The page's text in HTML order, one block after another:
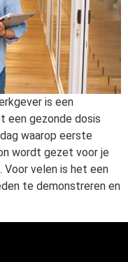
is een
een gezonde dosis
waarop eerste
wordt gezet voor je
velen is het een
te demonstreren en